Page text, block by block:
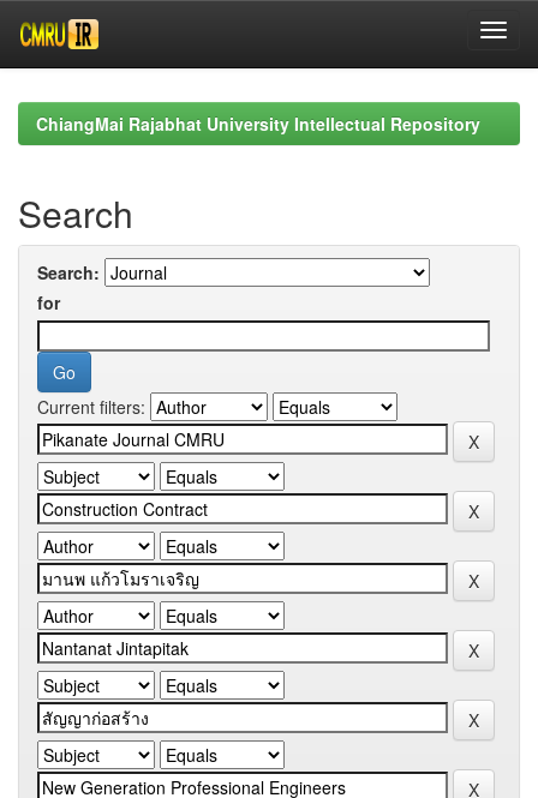
navigationChiangMai Rajabhat University Intellectual Repository
Search
Search:
for
Current filters: